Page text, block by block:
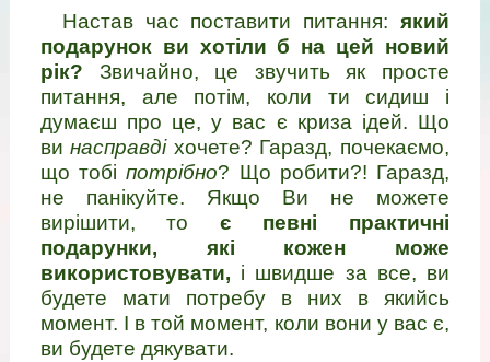
Настав час поставити питання: який
подарунок ви хотіли б на цей новий
рік? Звичайно, це звучить як просте
питання, але потім, коли ти сидиш і
думаєш про це, у вас є криза ідей. Що
винасправдіхочете? Гаразд, почекаємо,
що тобіпотрібно? Що робити?! Гаразд,
не панікуйте. Якщо Ви не можете
вирішити, то є певні практичні
подарунки, які кожен може
використовувати, і швидше за все, ви
будете мати потребу в них в якийсь
момент. І в той момент, коли вони у вас є,
ви будете дякувати.